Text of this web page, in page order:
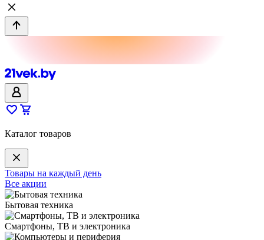
Каталог товаров
Товары на каждый день
Все акции
Бытовая техника
Смартфоны, ТВ и электроника